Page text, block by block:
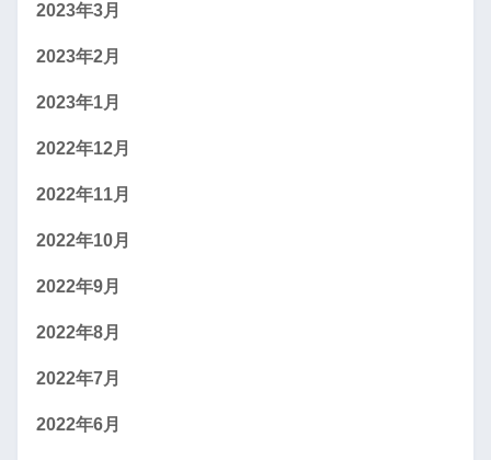
2023年3月
2023年2月
2023年1月
2022年12月
2022年11月
2022年10月
2022年9月
2022年8月
2022年7月
2022年6月